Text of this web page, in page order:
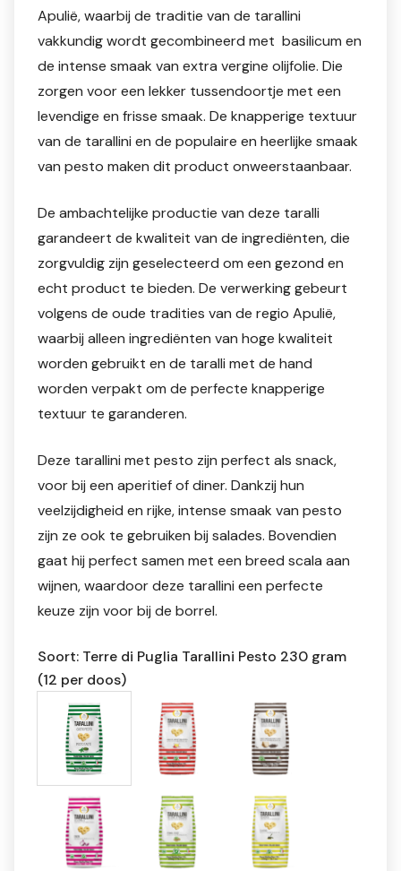
Apulië, waarbij de traditie van de tarallini
vakkundig wordt gecombineerd met basilicum en
de intense smaak van extra vergine olijfolie. Die
zorgen voor een lekker tussendoortje met een
levendige en frisse smaak. De knapperige textuur
van de tarallini en de populaire en heerlijke smaak
van pesto maken dit product onweerstaanbaar.
De ambachtelijke productie van deze taralli
garandeert de kwaliteit van de ingrediënten, die
zorgvuldig zijn geselecteerd om een gezond en
echt product te bieden. De verwerking gebeurt
volgens de oude tradities van de regio Apulië,
waarbij alleen ingrediënten van hoge kwaliteit
worden gebruikt en de taralli met de hand
worden verpakt om de perfecte knapperige
textuur te garanderen.
Deze tarallini met pesto zijn perfect als snack,
voor bij een aperitief of diner. Dankzij hun
veelzijdigheid en rijke, intense smaak van pesto
zijn ze ook te gebruiken bij salades. Bovendien
gaat hij perfect samen met een breed scala aan
wijnen, waardoor deze tarallini een perfecte
keuze zijn voor bij de borrel.
Soort: Terre di Puglia Tarallini Pesto 230 gram
(12 per doos)